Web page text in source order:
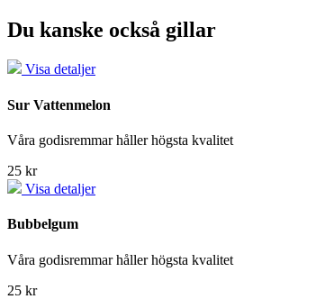
Du kanske också gillar
Visa detaljer
Sur Vattenmelon
Våra godisremmar håller högsta kvalitet
25 kr
Visa detaljer
Bubbelgum
Våra godisremmar håller högsta kvalitet
25 kr